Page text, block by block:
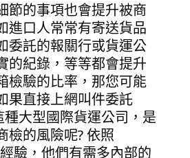
節的事項也會提升被商
進口人常常有寄送貨品
委託的報關行或貨運公
的紀錄，等等都會提升
檢驗的比率，那您可能
果直接上網叫件委託
種大型國際貨運公司，是
檢的風險呢? 依照
驗，他們有需多內部的